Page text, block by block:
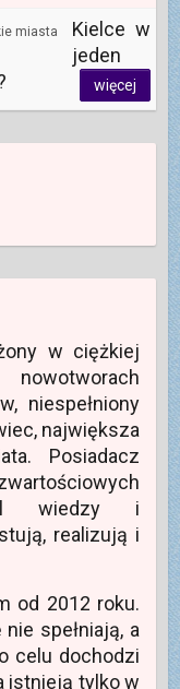
miasta
Kielce w
jeden
więcej
w ciężkiej
niespełniony
największa
Posiadacz
wiedzy i
realizują i
od 2012 roku.
spełniają, a
celu dochodzi
istnieją tylko w